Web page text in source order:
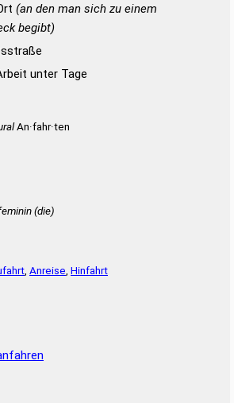
(an den man sich zu einem
begibt)
unter Tage
An·fahr·ten
(die)
Anreise Hinfahrt